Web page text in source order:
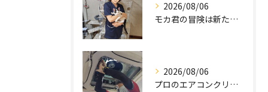
2026/08/06
モカ君の冒険は新たな幕を開けました。
2026/08/06
プロのエアコンクリーニングは、店舗やオフィスにおいて多くのメ...